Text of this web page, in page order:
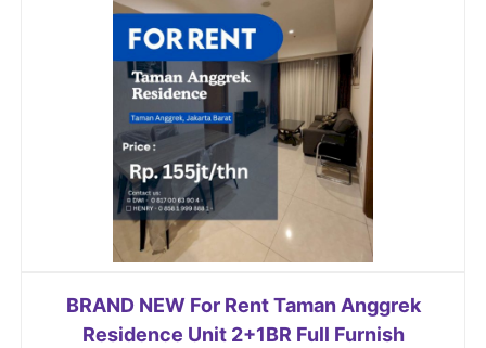
BRAND NEW For Rent Taman Anggrek
Residence Unit 2+1BR Full Furnish